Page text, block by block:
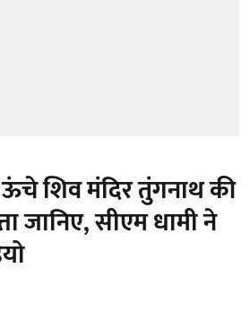
शिव मंदिर तुंगनाथ की
जानिए, सीएम धामी ने